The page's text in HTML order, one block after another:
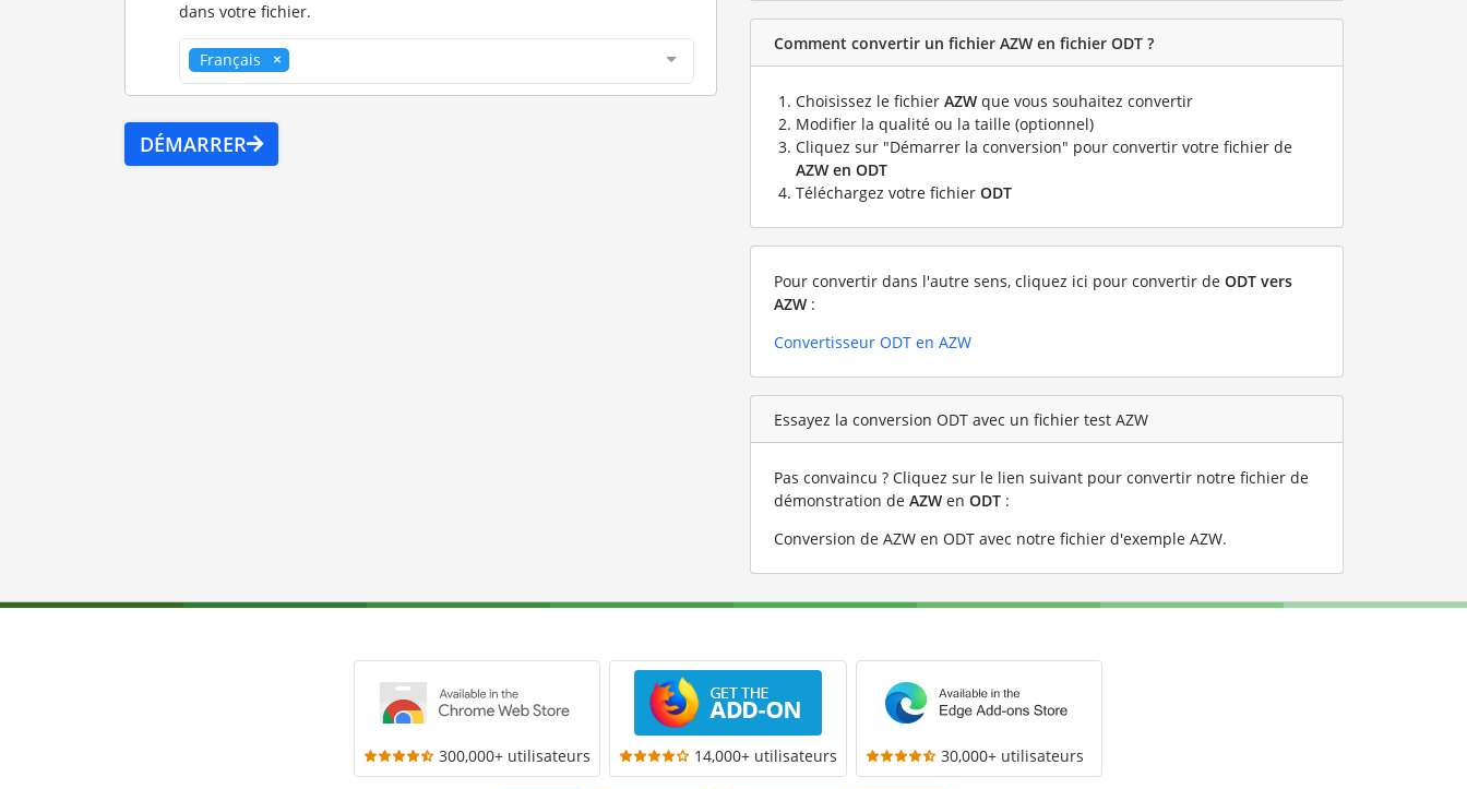
dans votre fichier.
Français
DÉMARRER
Comment convertir un fichier AZW en fichier ODT ?
Choisissez le fichier AZW que vous souhaitez convertir
Modifier la qualité ou la taille (optionnel)
Cliquez sur "Démarrer la conversion" pour convertir votre fichier de
AZW en ODT
Téléchargez votre fichier ODT
Pour convertir dans l'autre sens, cliquez ici pour convertir de ODT vers
AZW :
Convertisseur ODT en AZW
Essayez la conversion ODT avec un fichier test AZW
Pas convaincu ? Cliquez sur le lien suivant pour convertir notre fichier de
démonstration de AZW en ODT :
Conversion de AZW en ODT avec notre fichier d'exemple AZW.
300,000+ utilisateurs 14,000+ utilisateurs 30,000+ utilisateurs